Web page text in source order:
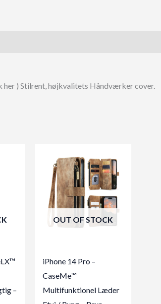
her ) Stilrent, højkvalitets Håndværker cover.
–
OUT OF STOCK
iPhone 14 Pro –
CaseMe™
Multifunktionel Læder